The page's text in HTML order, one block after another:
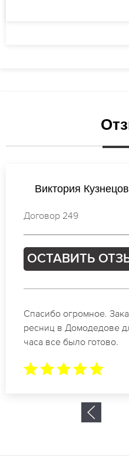
Анастасия
Договор 413
ОСТАВИТЬ
Идеальные мастера
ресниц в Домодедове.
Буду обращаться еще.